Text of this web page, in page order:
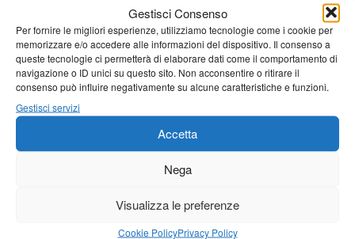
Gestisci Consenso
Per fornire le migliori esperienze, utilizziamo tecnologie come i cookie per
memorizzare e/o accedere alle informazioni del dispositivo. Il consenso a
queste tecnologie ci permetterà di elaborare dati come il comportamento di
navigazione o ID unici su questo sito. Non acconsentire o ritirare il
consenso può influire negativamente su alcune caratteristiche e funzioni.
Gestisci servizi
Accetta
Nega
Visualizza le preferenze
Cookie PolicyPrivacy Policy
Meteo
Il tempo di questo fine
settimana. temperature ancora
ben al di sopra dei valori
stagionali